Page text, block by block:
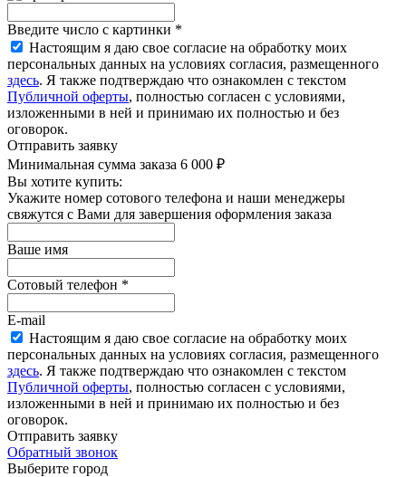
Введите число с картинки *
Настоящим я даю свое согласие на обработку моих
персональных данных на условиях согласия, размещенного
здесь. Я также подтверждаю что ознакомлен с текстом
Публичной оферты, полностью согласен с условиями,
изложенными в ней и принимаю их полностью и без
оговорок.
Отправить заявку
Минимальная сумма заказа 6 000 ₽
Вы хотите купить:
Укажите номер сотового телефона и наши менеджеры
свяжутся с Вами для завершения оформления заказа
Ваше имя
Сотовый телефон *
E-mail
Настоящим я даю свое согласие на обработку моих
персональных данных на условиях согласия, размещенного
здесь. Я также подтверждаю что ознакомлен с текстом
Публичной оферты, полностью согласен с условиями,
изложенными в ней и принимаю их полностью и без
оговорок.
Отправить заявку
Обратный звонок
Выберите город